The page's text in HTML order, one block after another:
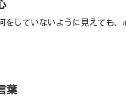
をしていないように見えても、
葉